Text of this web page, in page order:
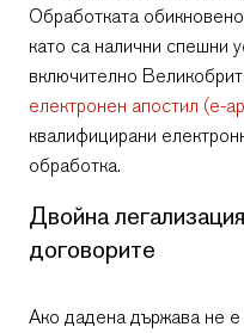
Обработката
като са налични спешни
включително
електронен апостил (e-
квалифицирани
обработка.
Двойна
договорите
Ако дадена държава не е